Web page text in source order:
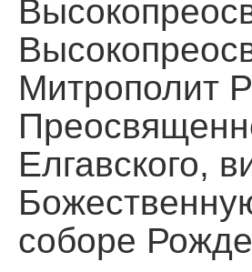
Митрополит
Елгавского,
соборе